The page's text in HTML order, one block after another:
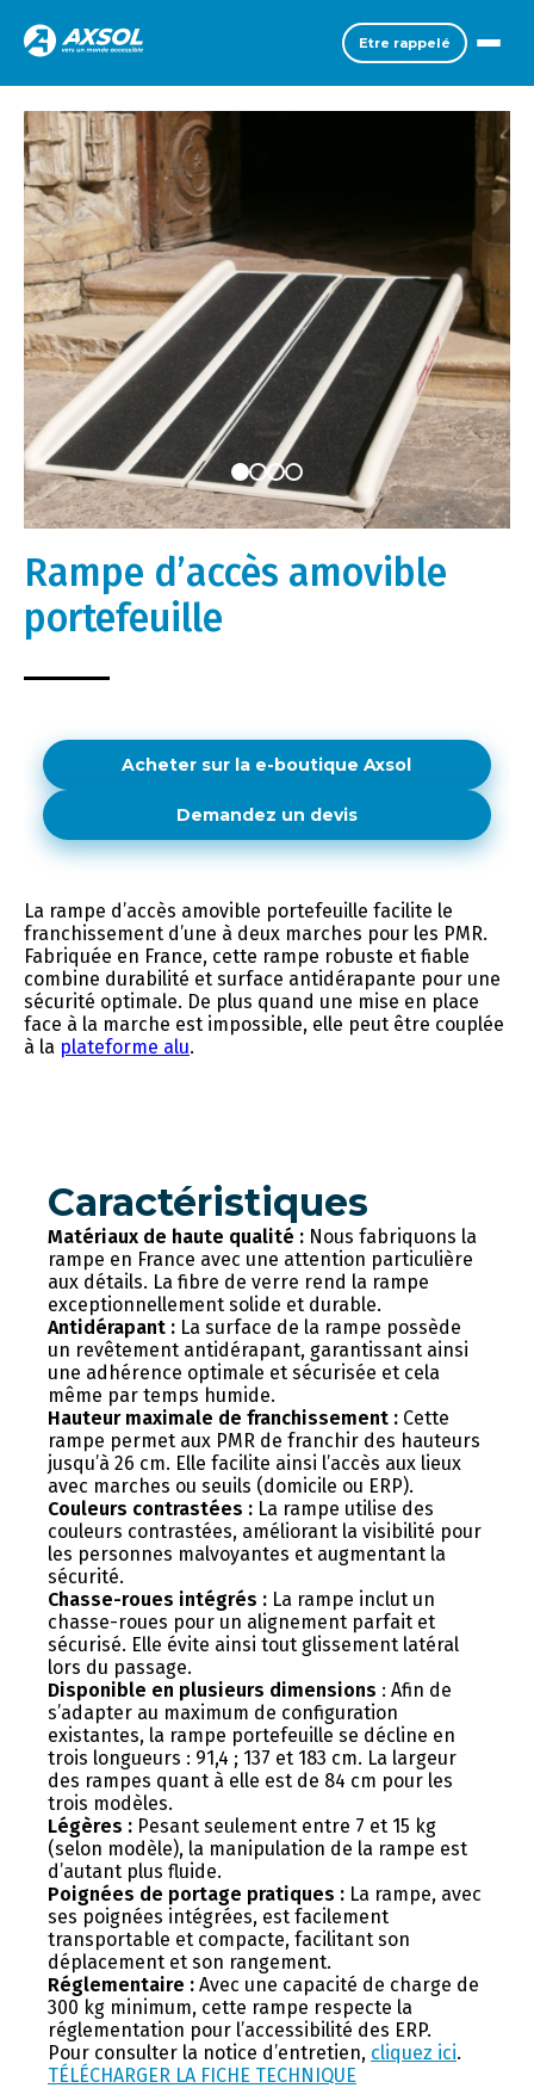
Etre rappelé
Rampe d’accès amovible
portefeuille
La rampe d’accès amovible portefeuille facilite le
franchissement d’une à deux marches pour les PMR.
Fabriquée en France, cette rampe robuste et fiable
combine durabilité et surface antidérapante pour une
sécurité optimale. De plus quand une mise en place
face à la marche est impossible, elle peut être couplée
à la plateforme alu.
Acheter sur la e-boutique Axsol
Demandez un devis
Caractéristiques
Matériaux de haute qualité : Nous fabriquons la
rampe en France avec une attention particulière
aux détails. La fibre de verre rend la rampe
exceptionnellement solide et durable.
Antidérapant : La surface de la rampe possède
un revêtement antidérapant, garantissant ainsi
une adhérence optimale et sécurisée et cela
même par temps humide.
Hauteur maximale de franchissement : Cette
rampe permet aux PMR de franchir des hauteurs
jusqu’à 26 cm. Elle facilite ainsi l’accès aux lieux
avec marches ou seuils (domicile ou ERP).
Couleurs contrastées : La rampe utilise des
couleurs contrastées, améliorant la visibilité pour
les personnes malvoyantes et augmentant la
sécurité.
Chasse-roues intégrés : La rampe inclut un
chasse-roues pour un alignement parfait et
sécurisé. Elle évite ainsi tout glissement latéral
lors du passage.
Disponible en plusieurs dimensions : Afin de
s’adapter au maximum de configuration
existantes, la rampe portefeuille se décline en
trois longueurs : 91,4 ; 137 et 183 cm. La largeur
des rampes quant à elle est de 84 cm pour les
trois modèles.
Légères : Pesant seulement entre 7 et 15 kg
(selon modèle), la manipulation de la rampe est
d’autant plus fluide.
Poignées de portage pratiques : La rampe, avec
ses poignées intégrées, est facilement
transportable et compacte, facilitant son
déplacement et son rangement.
Réglementaire : Avec une capacité de charge de
300 kg minimum, cette rampe respecte la
réglementation pour l’accessibilité des ERP.
Pour consulter la notice d’entretien, cliquez ici.
TÉLÉCHARGER LA FICHE TECHNIQUE